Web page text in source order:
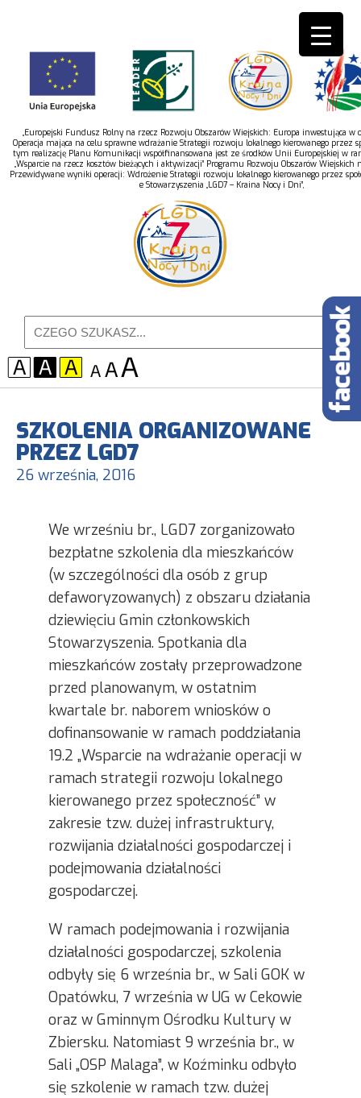
„Europejski Fundusz Rolny na rzecz Rozwoju Obszarów Wiejskich: Europa inwestująca w
Operacja mająca na celu sprawne wdrażanie Strategii rozwoju lokalnego kierowanego przez
tym realizację Planu Komunikacji współfinansowana jest ze środków Unii Europejskiej w
„Wsparcie na rzecz kosztów bieżących i aktywizacji” Programu Rozwoju Obszarów Wiejskich
Przewidywane wyniki operacji: Wdrożenie Strategii rozwoju lokalnego kierowanego przez
e Stowarzyszenia „LGD7 – Kraina Nocy i Dni”,
SZKOLENIA ORGANIZOWANE
PRZEZ LGD7
26 września, 2016
We wrześniu br., LGD7 zorganizowało
bezpłatne szkolenia dla mieszkańców
(w szczególności dla osób z grup
defaworyzowanych) z obszaru działania
dziewięciu Gmin członkowskich
Stowarzyszenia. Spotkania dla
mieszkańców zostały przeprowadzone
przed planowanym, w ostatnim
kwartale br. naborem wniosków o
dofinansowanie w ramach poddziałania
19.2 „Wsparcie na wdrażanie operacji w
ramach strategii rozwoju lokalnego
kierowanego przez społeczność” w
zakresie tzw. dużej infrastruktury,
rozwijania działalności gospodarczej i
podejmowania działalności
gospodarczej.
W ramach podejmowania i rozwijania
działalności gospodarczej, szkolenia
odbyły się 6 września br., w Sali GOK w
Opatówku, 7 września w UG w Cekowie
oraz w Gminnym Ośrodku Kultury w
Zbiersku. Natomiast 9 września br., w
Sali „OSP Malaga”, w Koźminku odbyło
się szkolenie w ramach tzw. dużej